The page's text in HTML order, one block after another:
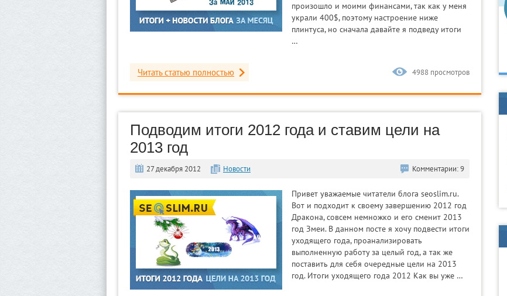
произошло и моими финансами, так как у меня
украли 400$, поэтому настроение ниже
плинтуса, но сначала давайте я подведу итоги
…
Читать статью полностью 4988 просмотров
Подводим итоги 2012 года и ставим цели на
2013 год
27 декабря 2012 Новости Комментарии: 9
Привет уважаемые читатели блога seoslim.ru.
Вот и подходит к своему завершению 2012 год
Дракона, совсем немножко и его сменит 2013
год Змеи. В данном посте я хочу подвести итоги
уходящего года, проанализировать
выполненную работу за целый год, а так же
поставить для себя очередные цели на 2013
год. Итоги уходящего года 2012 Как вы уже …